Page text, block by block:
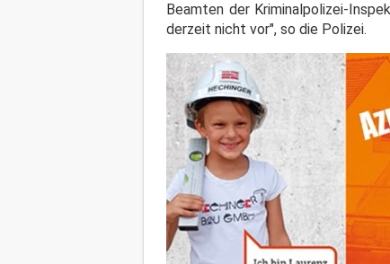
Beamten der Kriminalpolizei-
derzeit nicht vor", so die Polizei.